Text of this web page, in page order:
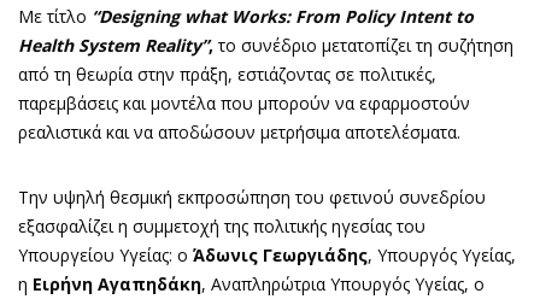
Με τίτλο “Designing what Works: From Policy Intent to
Health System Reality”, το συνέδριο μετατοπίζει τη συζήτηση
από τη θεωρία στην πράξη, εστιάζοντας σε πολιτικές,
παρεμβάσεις και μοντέλα που μπορούν να εφαρμοστούν
ρεαλιστικά και να αποδώσουν μετρήσιμα αποτελέσματα.
Την υψηλή θεσμική εκπροσώπηση του φετινού συνεδρίου
εξασφαλίζει η συμμετοχή της πολιτικής ηγεσίας του
Υπουργείου Υγείας: ο Άδωνις Γεωργιάδης, Υπουργός Υγείας,
η Ειρήνη Αγαπηδάκη, Αναπληρώτρια Υπουργός Υγείας, ο